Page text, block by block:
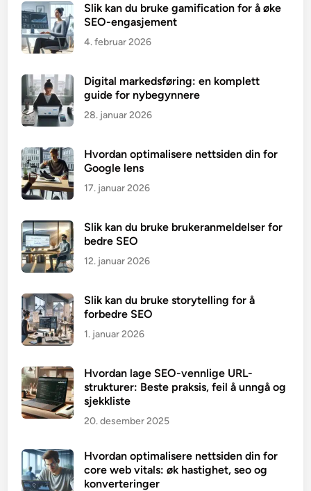
Slik kan du bruke gamification for å øke
SEO-engasjement
4. februar 2026
Digital markedsføring: en komplett
guide for nybegynnere
28. januar 2026
Hvordan optimalisere nettsiden din for
Google lens
17. januar 2026
Slik kan du bruke brukeranmeldelser for
bedre SEO
12. januar 2026
Slik kan du bruke storytelling for å
forbedre SEO
1. januar 2026
Hvordan lage SEO-vennlige URL-
strukturer: Beste praksis, feil å unngå og
sjekkliste
20. desember 2025
Hvordan optimalisere nettsiden din for
core web vitals: øk hastighet, seo og
konverteringer